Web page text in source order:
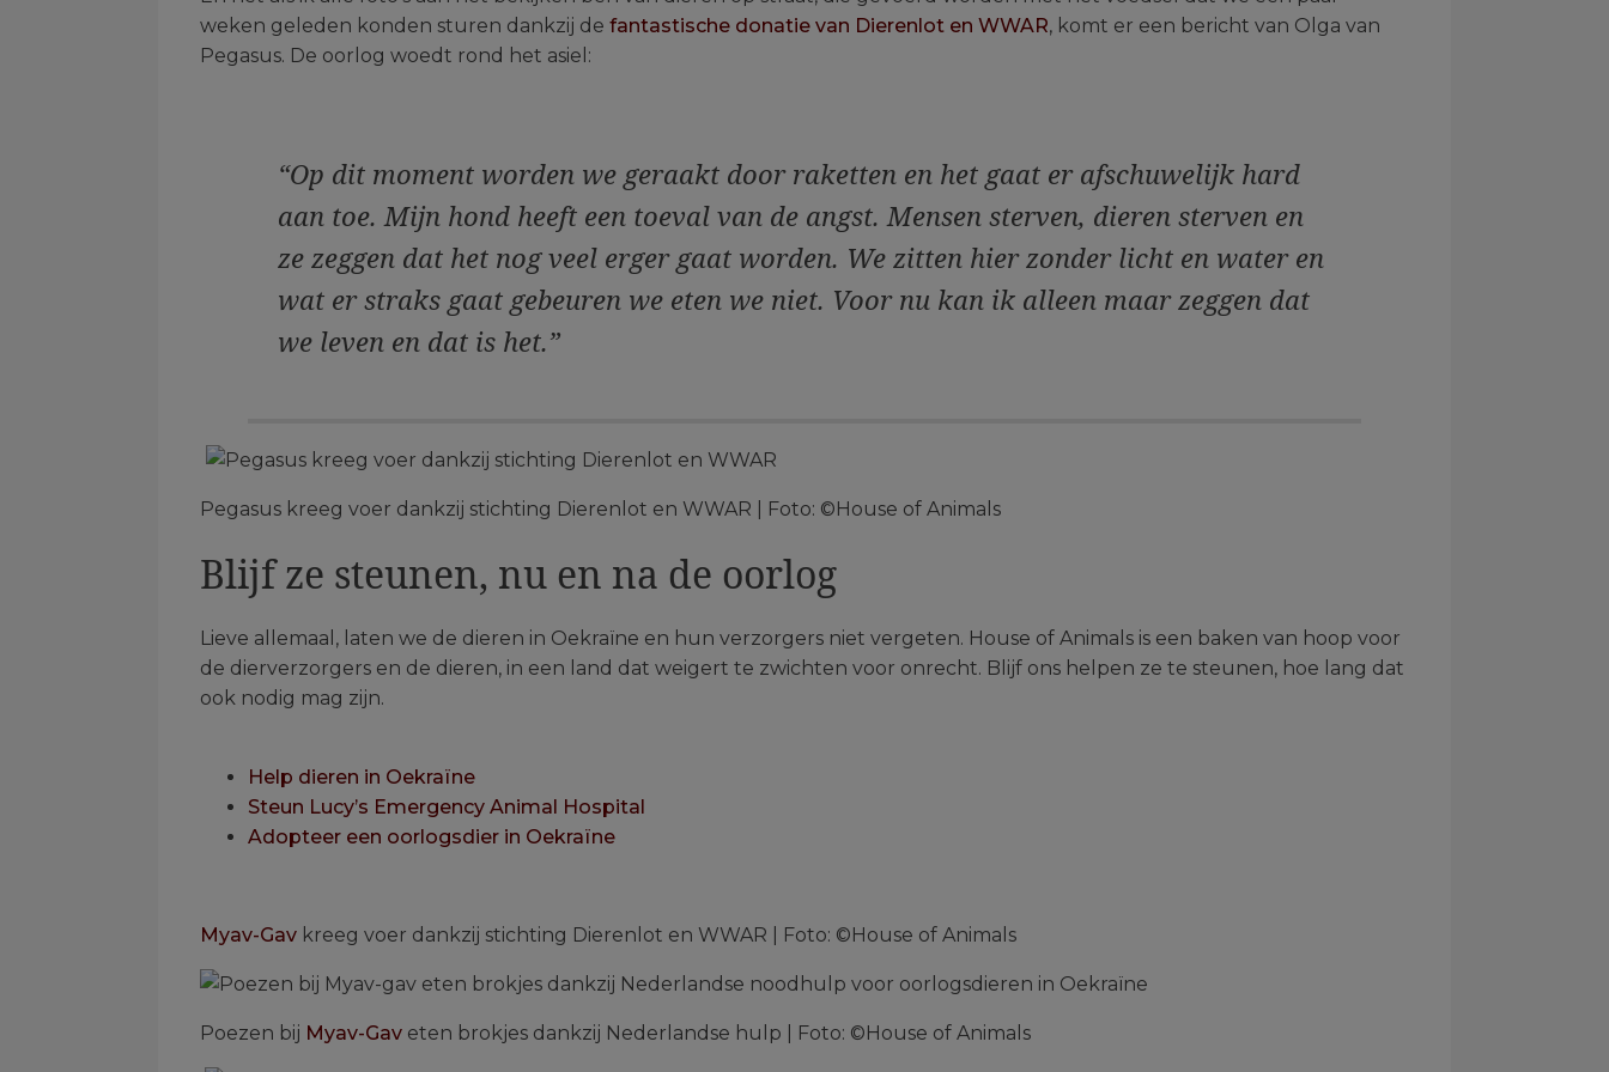
weken geleden konden sturen dankzij de fantastische donatie van Dierenlot en WWAR, komt er een bericht van Olga van
Pegasus. De oorlog woedt rond het asiel:
“Op dit moment worden we geraakt door raketten en het gaat er afschuwelijk hard
aan toe. Mijn hond heeft een toeval van de angst. Mensen sterven, dieren sterven en
ze zeggen dat het nog veel erger gaat worden. We zitten hier zonder licht en water en
wat er straks gaat gebeuren we eten we niet. Voor nu kan ik alleen maar zeggen dat
we leven en dat is het.”
Pegasus kreeg voer dankzij stichting Dierenlot en WWAR | Foto: ©House of Animals
Blijf ze steunen, nu en na de oorlog
Lieve allemaal, laten we de dieren in Oekraïne en hun verzorgers niet vergeten. House of Animals is een baken van hoop voor
de dierverzorgers en de dieren, in een land dat weigert te zwichten voor onrecht. Blijf ons helpen ze te steunen, hoe lang dat
ook nodig mag zijn.
Help dieren in Oekraïne
Steun Lucy’s Emergency Animal Hospital
Adopteer een oorlogsdier in Oekraïne
Myav-Gav kreeg voer dankzij stichting Dierenlot en WWAR | Foto: ©House of Animals
Poezen bij Myav-Gav eten brokjes dankzij Nederlandse hulp | Foto: ©House of Animals